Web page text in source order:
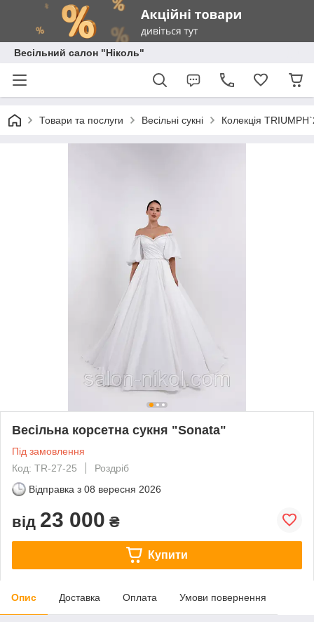
Весільний салон "Ніколь"
Товари та послуги Весільні сукні Колекція
Весільна корсетна сукня "Sonata"
Під замовлення
Код: TR-27-25
Роздріб
Відправка з 08 вересня 2026
від 23 000 ₴
Купити
Опис Доставка Оплата Умови повернення